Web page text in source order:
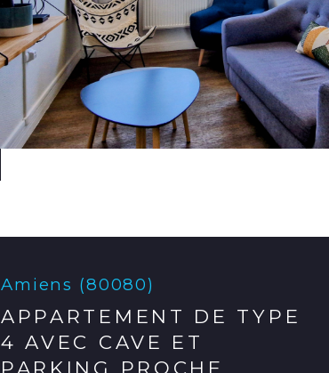
Amiens (80080)
APPARTEMENT DE TYPE
4 AVEC CAVE ET
PARKING PROCHE